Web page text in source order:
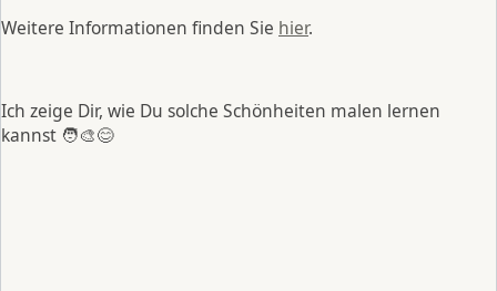
Weitere Informationen finden Sie hier.
Ich zeige Dir, wie Du solche Schönheiten malen lernen
kannst 🧑‍🎨😊